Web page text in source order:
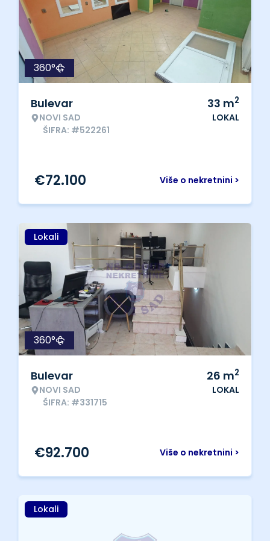
360°
Bulevar
NOVI SAD
ŠIFRA: #522261
33 m2
LOKAL
Više o nekretnini >
€72.100
Lokali
360°
Bulevar
NOVI SAD
ŠIFRA: #331715
26 m2
LOKAL
Više o nekretnini >
€92.700
Lokali